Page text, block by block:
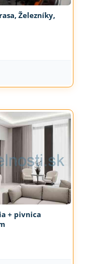
Železníky,
+ pivnica